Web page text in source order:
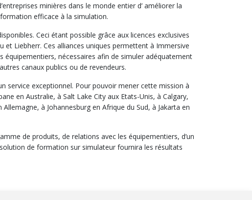
minières dans le monde entier d’ améliorer la
efficace à la simulation.
Ceci étant possible grâce aux licences exclusives
Liebherr. Ces alliances uniques permettent à Immersive
équipementiers, nécessaires afin de simuler adéquatement
canaux publics ou de revendeurs.
service exceptionnel. Pour pouvoir mener cette mission à
en Australie, à Salt Lake City aux Etats-Unis, à Calgary,
à Johannesburg en Afrique du Sud, à Jakarta en
de produits, de relations avec les équipementiers, d’un
de formation sur simulateur fournira les résultats